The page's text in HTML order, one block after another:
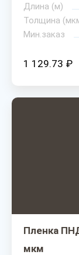
Длина (м)
Толщина
Мин.заказ
1 129.73 ₽
Пленка
мкм